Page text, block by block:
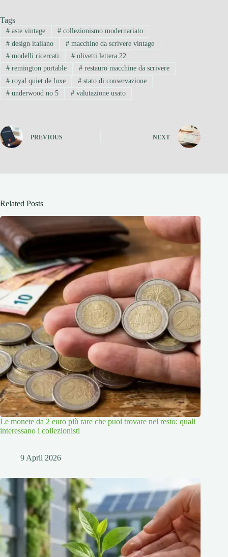
Tags
#aste vintage #collezionismo modernariato
#design italiano #macchine da scrivere vintage
#modelli ricercati #olivetti lettera 22
#remington portable #restauro macchine da scrivere
#royal quiet de luxe #stato di conservazione
#underwood no 5 #valutazione usato
PREVIOUS NEXT
Related Posts
Le monete da 2 euro più rare che puoi trovare nel resto: quali
interessano i collezionisti
9 April 2026